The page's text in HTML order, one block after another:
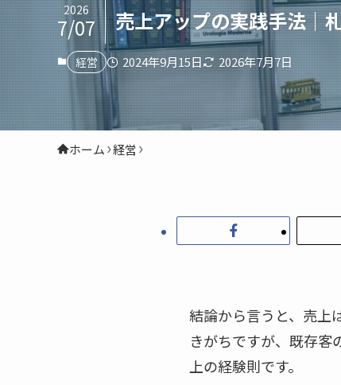
売上アップの実践手法｜
2026
7/07
経営 2024年9月15日 2026年7月7日
ホーム 経営
結論から言うと、売
きがちですが、既存客
上の経験則です。